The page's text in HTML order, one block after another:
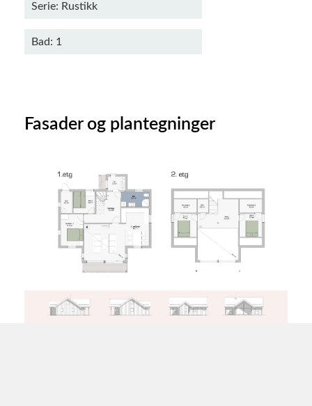
Serie: Rustikk
Bad: 1
Fasader og plantegninger